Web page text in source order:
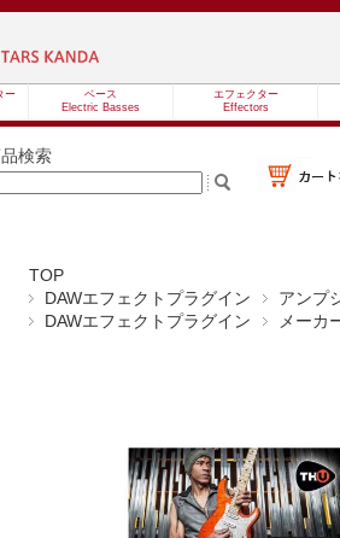
ー
ベース
Electric Basses
エフェクター
Effectors
検索
TOP
DAWエフェクトプラグイン
アンプ
DAWエフェクトプラグイン
メーカ